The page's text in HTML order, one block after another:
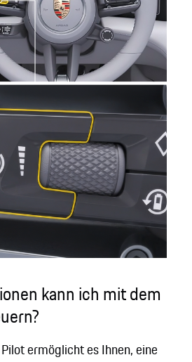
kann ich mit dem
ermöglicht es Ihnen, eine